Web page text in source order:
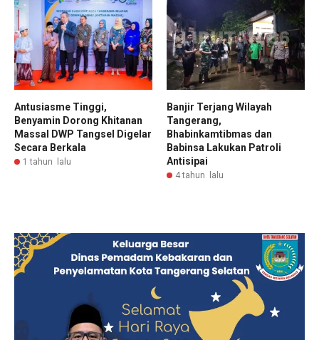
Antusiasme Tinggi,
Benyamin Dorong Khitanan
Massal DWP Tangsel Digelar
Secara Berkala
1 tahun lalu
Banjir Terjang Wilayah
Tangerang,
Bhabinkamtibmas dan
Babinsa Lakukan Patroli
Antisipai
4 tahun lalu